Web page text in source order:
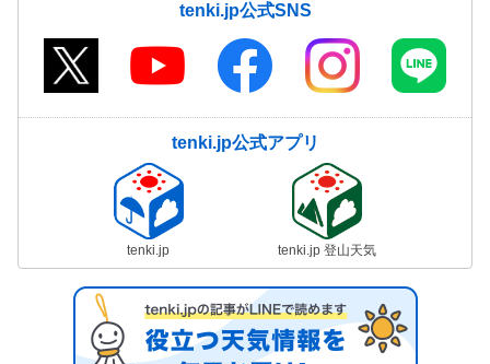
tenki.jp公式SNS
tenki.jp公式アプリ
tenki.jp tenki.jp 登山天気